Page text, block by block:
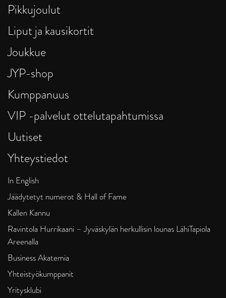
Pikkujoulut
Liput ja kausikortit
Joukkue
JYP-shop
Kumppanuus
VIP -palvelut ottelutapahtumissa
Uutiset
Yhteystiedot
In English
Jäädytetyt numerot & Hall of Fame
Kallen Kannu
Ravintola Hurrikaani – Jyväskylän herkullisin lounas LähiTapiola
Areenalla
Business Akatemia
Yhteistyökumppanit
Yritysklubi